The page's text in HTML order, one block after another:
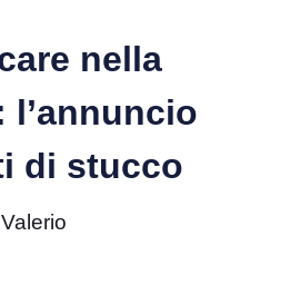
nella
di stucco
Valerio